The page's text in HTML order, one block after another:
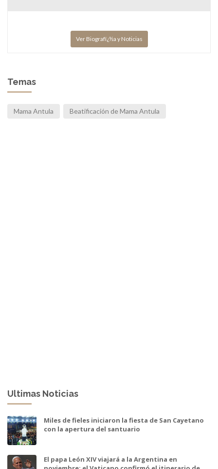
Ver Biografï¿½a y Noticias
Temas
Mama Antula Beatificación de Mama Antula
Ultimas Noticias
Miles de fieles iniciaron la fiesta de San Cayetano
con la apertura del santuario
El papa León XIV viajará a la Argentina en